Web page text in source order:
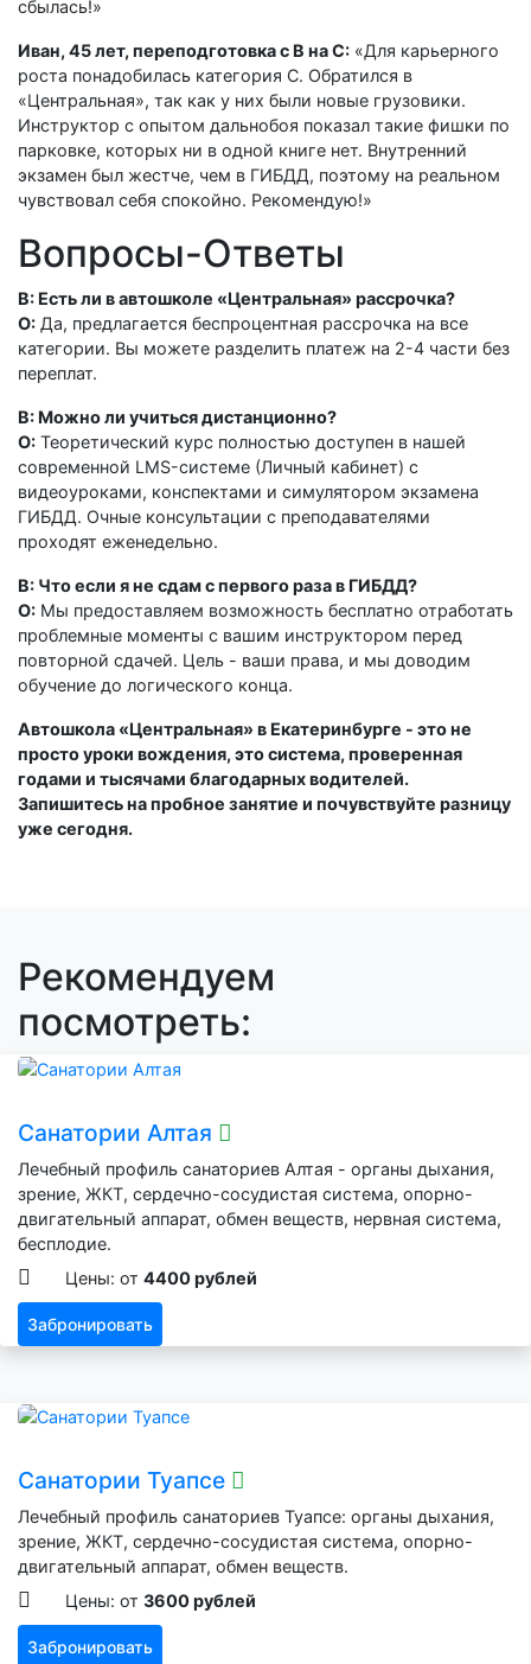
сбылась!»
Иван, 45 лет, переподготовка с B на C: «Для карьерного
роста понадобилась категория C. Обратился в
«Центральная», так как у них были новые грузовики.
Инструктор с опытом дальнобоя показал такие фишки по
парковке, которых ни в одной книге нет. Внутренний
экзамен был жестче, чем в ГИБДД, поэтому на реальном
чувствовал себя спокойно. Рекомендую!»
Вопросы-Ответы
В: Есть ли в автошколе «Центральная» рассрочка?
О: Да, предлагается беспроцентная рассрочка на все
категории. Вы можете разделить платеж на 2-4 части без
переплат.
В: Можно ли учиться дистанционно?
О: Теоретический курс полностью доступен в нашей
современной LMS-системе (Личный кабинет) с
видеоуроками, конспектами и симулятором экзамена
ГИБДД. Очные консультации с преподавателями
проходят еженедельно.
В: Что если я не сдам с первого раза в ГИБДД?
О: Мы предоставляем возможность бесплатно отработать
проблемные моменты с вашим инструктором перед
повторной сдачей. Цель - ваши права, и мы доводим
обучение до логического конца.
Автошкола «Центральная» в Екатеринбурге - это не
просто уроки вождения, это система, проверенная
годами и тысячами благодарных водителей.
Запишитесь на пробное занятие и почувствуйте разницу
уже сегодня.
Рекомендуем
посмотреть:
Санатории Алтая
Лечебный профиль санаториев Алтая - органы дыхания,
зрение, ЖКТ, сердечно-сосудистая система, опорно-
двигательный аппарат, обмен веществ, нервная система,
бесплодие.
Цены: от 4400 рублей
Забронировать
Санатории Туапсе
Лечебный профиль санаториев Туапсе: органы дыхания,
зрение, ЖКТ, сердечно-сосудистая система, опорно-
двигательный аппарат, обмен веществ.
Цены: от 3600 рублей
Забронировать